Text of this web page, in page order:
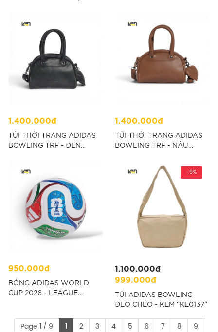
1.400.000đ
TÚI THỜI TRANG ADIDAS
BOWLING TRF - ĐEN
1.400.000đ
TÚI THỜI TRANG ADIDAS
BOWLING TRF - NÂU
950.000đ
BÓNG ADIDAS WORLD
CUP 2026 - LEAGUE
1.100.000đ
999.000đ
-9%
TÚI ADIDAS BOWLING
ĐEO CHÉO - KEM “KE0137”
Page 1 / 9 1 2 3 4 5 6 7 8 9